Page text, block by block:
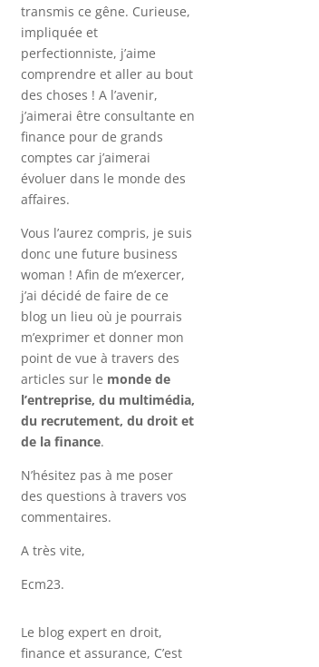
transmis ce gêne. Curieuse,
impliquée et
perfectionniste, j’aime
comprendre et aller au bout
des choses ! A l’avenir,
j’aimerai être consultante en
finance pour de grands
comptes car j’aimerai
évoluer dans le monde des
affaires.
Vous l’aurez compris, je suis
donc une future business
woman ! Afin de m’exercer,
j’ai décidé de faire de ce
blog un lieu où je pourrais
m’exprimer et donner mon
point de vue à travers des
articles sur le monde de
l’entreprise, du multimédia,
du recrutement, du droit et
de la finance.
N’hésitez pas à me poser
des questions à travers vos
commentaires.
A très vite,
Ecm23.
Le blog expert en droit,
finance et assurance, C’est